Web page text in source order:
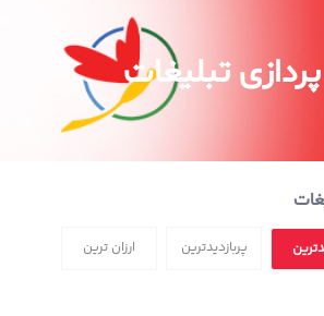
تبلیغات
پربازدیدترین ارزان ترین